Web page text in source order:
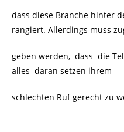
dass diese Branche hinter
rangiert. Allerdings muss
geben werden, dass die
alles daran setzen ihrem
schlechten Ruf gerecht zu